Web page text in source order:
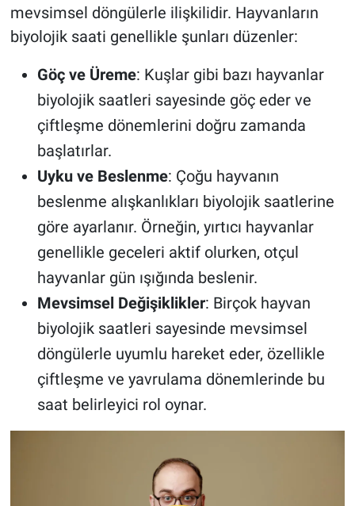
mevsimsel döngülerle ilişkilidir. Hayvanların
biyolojik saati genellikle şunları düzenler:
Göç ve Üreme: Kuşlar gibi bazı hayvanlar
biyolojik saatleri sayesinde göç eder ve
çiftleşme dönemlerini doğru zamanda
başlatırlar.
Uyku ve Beslenme: Çoğu hayvanın
beslenme alışkanlıkları biyolojik saatlerine
göre ayarlanır. Örneğin, yırtıcı hayvanlar
genellikle geceleri aktif olurken, otçul
hayvanlar gün ışığında beslenir.
Mevsimsel Değişiklikler: Birçok hayvan
biyolojik saatleri sayesinde mevsimsel
döngülerle uyumlu hareket eder, özellikle
çiftleşme ve yavrulama dönemlerinde bu
saat belirleyici rol oynar.